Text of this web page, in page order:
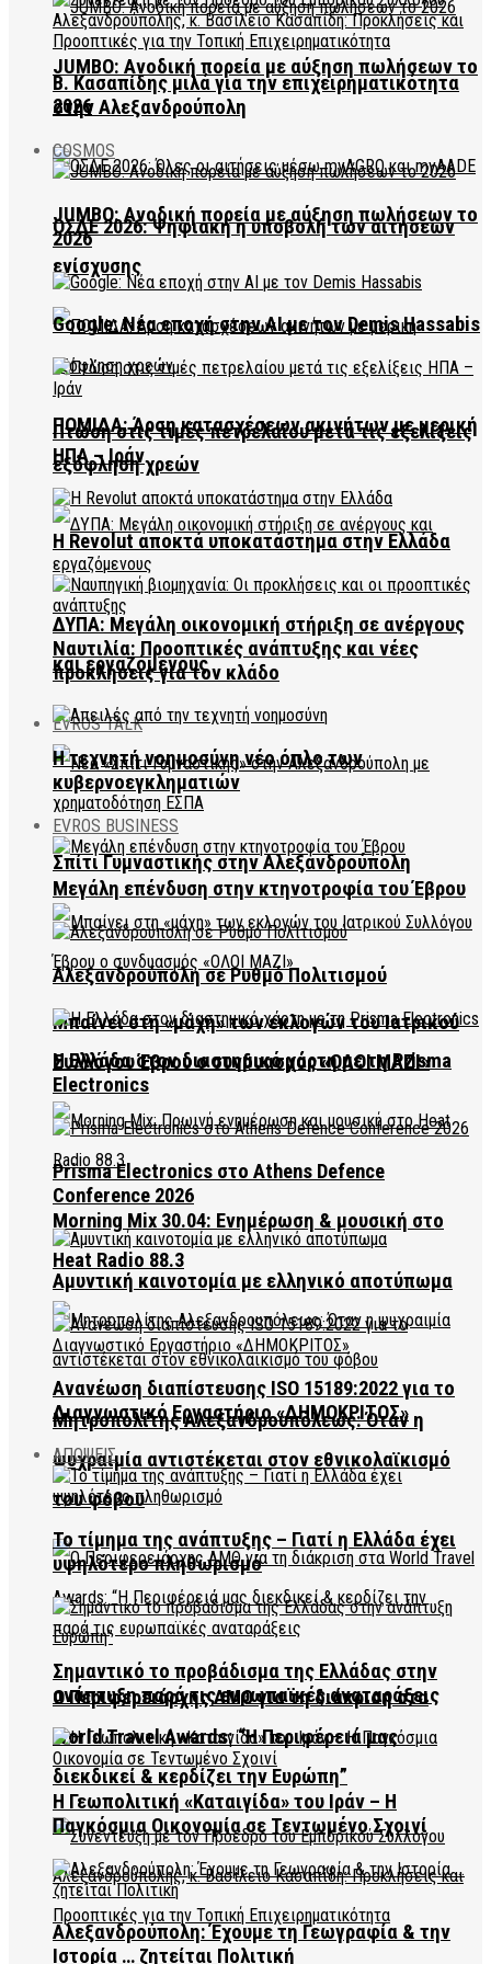
JUMBO: Ανοδική πορεία με αύξηση πωλήσεων το
2026
ΟΣΔΕ 2026: Ψηφιακή η υποβολή των αιτήσεων
ενίσχυσης
ΠΟΜΙΔΑ: Άρση κατασχέσεων ακινήτων με μερική
εξόφληση χρεών
ΔΥΠΑ: Μεγάλη οικονομική στήριξη σε ανέργους
και εργαζόμενους
EVROS TALK
Σπίτι Γυμναστικής στην Αλεξανδρούπολη
Μπαίνει στη «μάχη» των εκλογών του Ιατρικού
Συλλόγου Έβρου ο συνδυασμός «ΟΛΟΙ ΜΑΖΙ»
Morning Mix 30.04: Ενημέρωση & μουσική στο
Heat Radio 88.3
Μητροπολίτης Αλεξανδρουπόλεως: Όταν η
ψυχραιμία αντιστέκεται στον εθνικολαϊκισμό
του φόβου
Ο Περιφερειάρχης ΑΜΘ για τη διάκριση στα
World Travel Awards: “Η Περιφέρειά μας
διεκδικεί & κερδίζει την Ευρώπη”
Β. Κασαπίδης μιλά για την επιχειρηματικότητα
στην Αλεξανδρούπολη
COSMOS
JUMBO: Ανοδική πορεία με αύξηση πωλήσεων το
2026
Google: Νέα εποχή στην AI με τον Demis Hassabis
Πτώση στις τιμές πετρελαίου μετά τις εξελίξεις
ΗΠΑ – Ιράν
Η Revolut αποκτά υποκατάστημα στην Ελλάδα
Ναυτιλία: Προοπτικές ανάπτυξης και νέες
προκλήσεις για τον κλάδο
Η τεχνητή νοημοσύνη νέο όπλο των
κυβερνοεγκληματιών
EVROS BUSINESS
Μεγάλη επένδυση στην κτηνοτροφία του Έβρου
Αλεξανδρούπολη σε Ρυθμό Πολιτισμού
Η Ελλάδα στον διαστημικό χάρτη με τη Prisma
Electronics
Prisma Electronics στο Athens Defence
Conference 2026
Αμυντική καινοτομία με ελληνικό αποτύπωμα
Ανανέωση διαπίστευσης ISO 15189:2022 για το
Διαγνωστικό Εργαστήριο «ΔΗΜΟΚΡΙΤΟΣ»
ΑΠΟΨΕΙΣ
Το τίμημα της ανάπτυξης – Γιατί η Ελλάδα έχει
υψηλότερο πληθωρισμό
Σημαντικό το προβάδισμα της Ελλάδας στην
ανάπτυξη παρά τις ευρωπαϊκές αναταράξεις
Η Γεωπολιτική «Καταιγίδα» του Ιράν – Η
Παγκόσμια Οικονομία σε Τεντωμένο Σχοινί
Αλεξανδρούπολη: Έχουμε τη Γεωγραφία & την
Ιστορία … ζητείται Πολιτική